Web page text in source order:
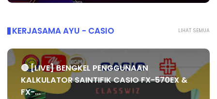
LIHAT SEMUA
KERJASAMA AYU - CASIO
🔴 [LIVE] BENGKEL PENGGUNAAN
KALKULATOR SAINTIFIK CASIO FX-570EX &
FX-...